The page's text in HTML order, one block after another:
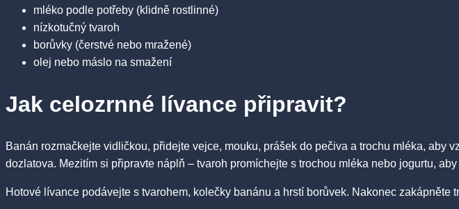
mléko podle potřeby (klidně rostlinné)
nízkotučný tvaroh
borůvky (čerstvé nebo mražené)
olej nebo máslo na smažení
Jak celozrnné lívance připravit?
Banán rozmačkejte vidličkou, přidejte vejce, mouku, prášek do pečiva a trochu mléka,
dozlatova. Mezitím si připravte náplň – tvaroh promíchejte s trochou mléka nebo jogurtu,
Hotové lívance podávejte s tvarohem, kolečky banánu a hrstí borůvek. Nakonec